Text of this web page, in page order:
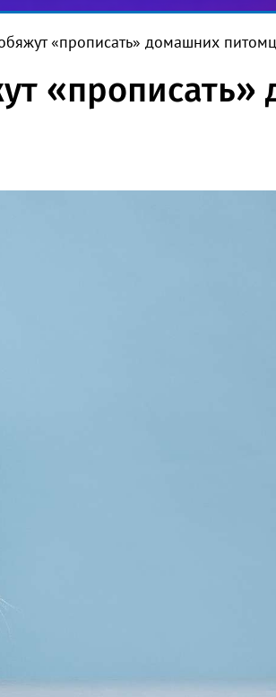
«прописать» домашних